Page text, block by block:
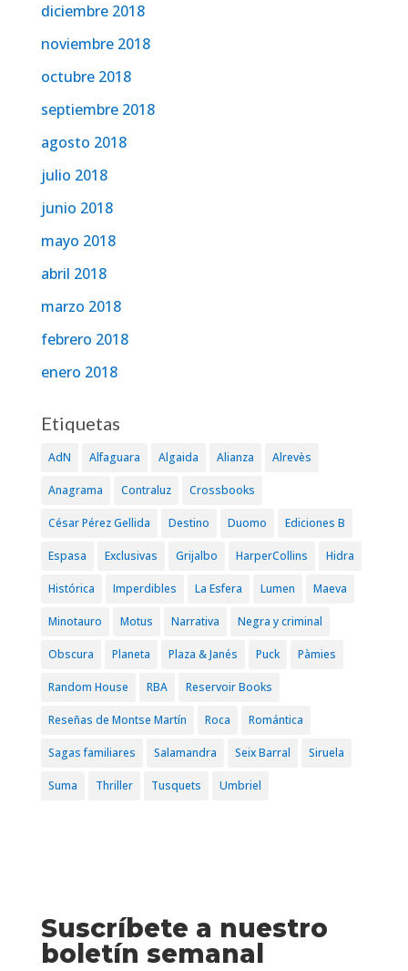
diciembre 2018
noviembre 2018
octubre 2018
septiembre 2018
agosto 2018
julio 2018
junio 2018
mayo 2018
abril 2018
marzo 2018
febrero 2018
enero 2018
Etiquetas
AdN Alfaguara Algaida Alianza Alrevès
Anagrama Contraluz Crossbooks
César Pérez Gellida Destino Duomo Ediciones B
Espasa Exclusivas Grijalbo HarperCollins Hidra
Histórica Imperdibles La Esfera Lumen Maeva
Minotauro Motus Narrativa Negra y criminal
Obscura Planeta Plaza & Janés Puck Pàmies
Random House RBA Reservoir Books
Reseñas de Montse Martín Roca Romántica
Sagas familiares Salamandra Seix Barral Siruela
Suma Thriller Tusquets Umbriel
Suscríbete a nuestro
boletín semanal